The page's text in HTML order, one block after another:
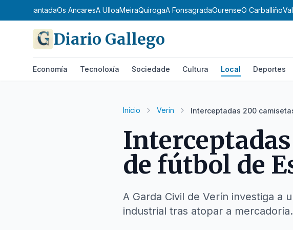
ChantadaOs AncaresA UlloaMeiraQuirogaA FonsagradaOurenseO Carballiño
Diario Gallego
Economía Tecnoloxía Sociedade Cultura Local Deportes
Inicio Verin Interceptadas 200
de fútbol de
A Garda Civil de Verín investiga a
industrial tras atopar a mercadoría.